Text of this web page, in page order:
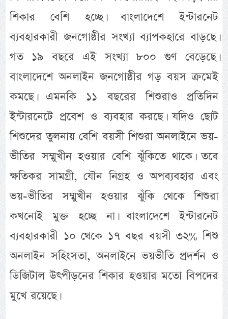
শিকার বেশি হচ্ছে। বাংলাদেশে ইন্টারনেট
ব্যবহারকারী জনগোষ্ঠীর সংখ্যা ব্যাপকহারে বাড়ছে।
গত ১৯ বছরে এই সংখ্যা ৮০০ গুণ বেড়েছে।
বাংলাদেশে অনলাইন জনগোষ্ঠীর গড় বয়স ক্রমেই
কমছে। এমনকি ১১ বছরের শিশুরাও প্রতিদিন
ইন্টারনেটে প্রবেশ ও ব্যবহার করছে। যদিও ছোট
শিশুদের তুলনায় বেশি বয়সী শিশুরা অনলাইনে ভয়-
ভীতির সম্মুখীন হওয়ার বেশি ঝুঁকিতে থাকে। তবে
ক্ষতিকর সামগ্রী, যৌন নিগ্রহ ও অপব্যবহার এবং
ভয়-ভীতির সম্মুখীন হওয়ার ঝুঁকি থেকে শিশুরা
কখনোই মুক্ত হচ্ছে না। বাংলাদেশে ইন্টারনেট
ব্যবহারকারী ১০ থেকে ১৭ বছর বয়সী ৩২% শিশু
অনলাইন সহিংসতা, অনলাইনে ভয়ভীতি প্রদর্শন ও
ডিজিটাল উৎপীড়নের শিকার হওয়ার মতো বিপদের
মুখে রয়েছে।